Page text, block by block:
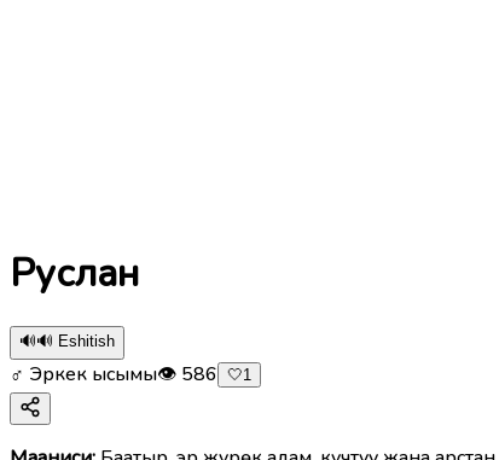
Руслан
🔊🔊 Eshitish
♂ Эркек ысымы👁 586 🤍1